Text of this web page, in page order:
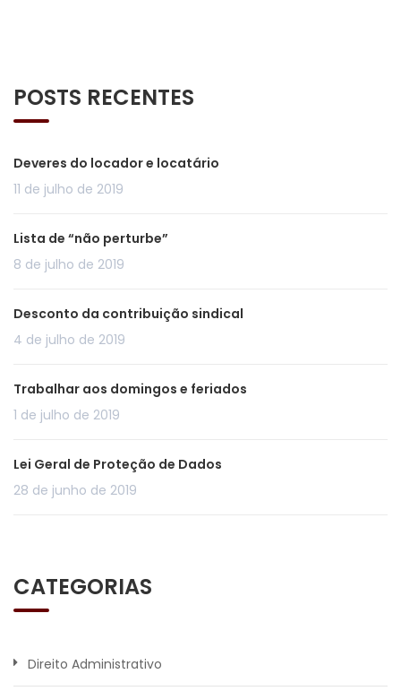
POSTS RECENTES
Deveres do locador e locatário
11 de julho de 2019
Lista de “não perturbe”
8 de julho de 2019
Desconto da contribuição sindical
4 de julho de 2019
Trabalhar aos domingos e feriados
1 de julho de 2019
Lei Geral de Proteção de Dados
28 de junho de 2019
CATEGORIAS
Direito Administrativo